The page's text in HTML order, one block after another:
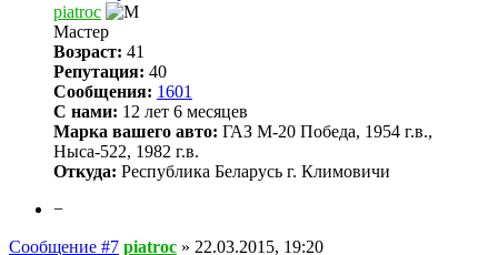
piatroc
Мастер
Возраст: 41
Репутация: 40
Сообщения: 1601
С нами: 12 лет 6 месяцев
Марка вашего авто: ГАЗ М-20 Победа, 1954 г.в.,
Ныса-522, 1982 г.в.
Откуда: Республика Беларусь г. Климовичи
−
Сообщение #7 piatroc » 22.03.2015, 19:20